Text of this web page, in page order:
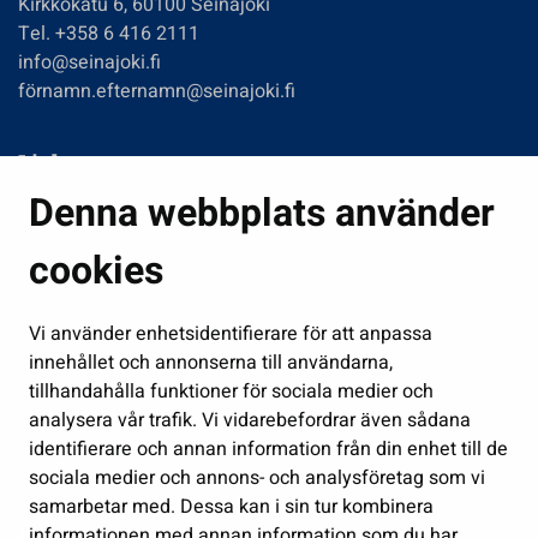
Denna webbplats använder
cookies
Vi använder enhetsidentifierare för att anpassa
innehållet och annonserna till användarna,
tillhandahålla funktioner för sociala medier och
analysera vår trafik. Vi vidarebefordrar även sådana
identifierare och annan information från din enhet till de
sociala medier och annons- och analysföretag som vi
samarbetar med. Dessa kan i sin tur kombinera
Tel. +358 6 416 2111
info@seinajoki.fi
förnamn.efternamn@seinajoki.fi
Links
Boende och miljö
Fostran och utbildning
Förvaltning
Jobb och företagsamhet
Delta och sköt ärenden
Show my cookie settings
Follow us